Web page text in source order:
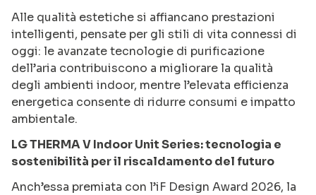
Alle qualità estetiche si affiancano prestazioni
intelligenti, pensate per gli stili di vita connessi di
oggi: le avanzate tecnologie di purificazione
dell’aria contribuiscono a migliorare la qualità
degli ambienti indoor, mentre l’elevata efficienza
energetica consente di ridurre consumi e impatto
ambientale.
LG THERMA V Indoor Unit Series: tecnologia e
sostenibilità per il riscaldamento del futuro
Anch’essa premiata con l’iF Design Award 2026, la